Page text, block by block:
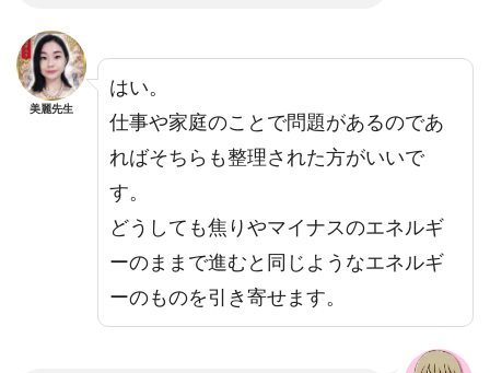
美麗先生
はい。
仕事や家庭のことで問題があるのであ
ればそちらも整理された方がいいで
す。
どうしても焦りやマイナスのエネルギ
ーのままで進むと同じようなエネルギ
ーのものを引き寄せます。